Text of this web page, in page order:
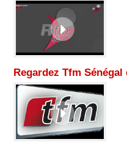
Regardez Tfm Sénégal